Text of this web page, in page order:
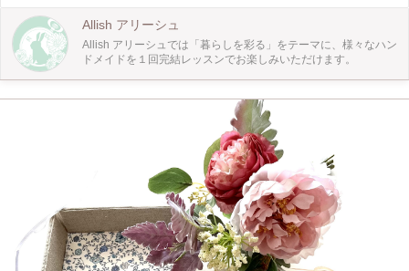
Allish アリーシュ
Allish アリーシュでは「暮らしを彩る」をテーマに、様々なハン
ドメイドを１回完結レッスンでお楽しみいただけます。